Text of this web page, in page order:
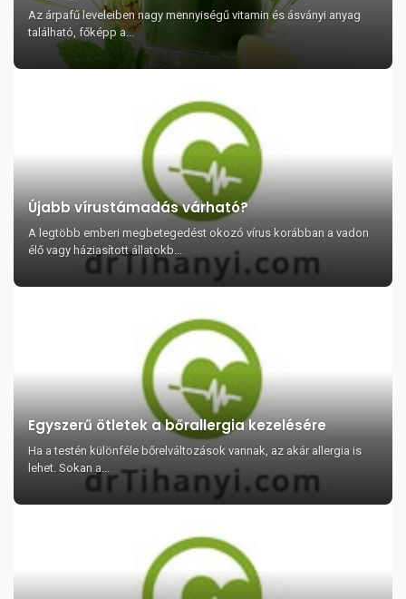
Az árpafű leveleiben nagy mennyiségű vitamin és ásványi anyag
található, főképp a...
Újabb vírustámadás várható?
A legtöbb emberi megbetegedést okozó vírus korábban a vadon
élő vagy háziasított állatokb...
Egyszerű ötletek a bőrallergia kezelésére
Ha a testén különféle bőrelváltozások vannak, az akár allergia is
lehet. Sokan a...